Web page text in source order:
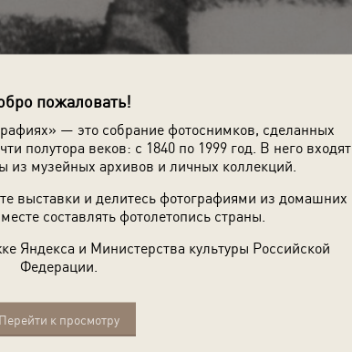
пожаловать!
— это собрание фотоснимков, сделанных
полутора веков: с 1840 по 1999 год. В него входят
из музейных архивов и личных коллекций.
выставки и делитесь фотографиями из домашних
составлять фотолетопись страны.
Яндекса и Министерства культуры Российской
Федерации.
Перейти к просмотру